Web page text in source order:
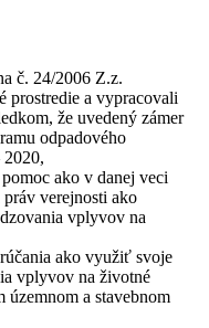
č. 24/2006 Z.z.
prostredie a vypracovali
že uvedený zámer
odpadového
ako v danej veci
verejnosti ako
vplyvov na
ako využiť svoje
vplyvov na životné
územnom a stavebnom